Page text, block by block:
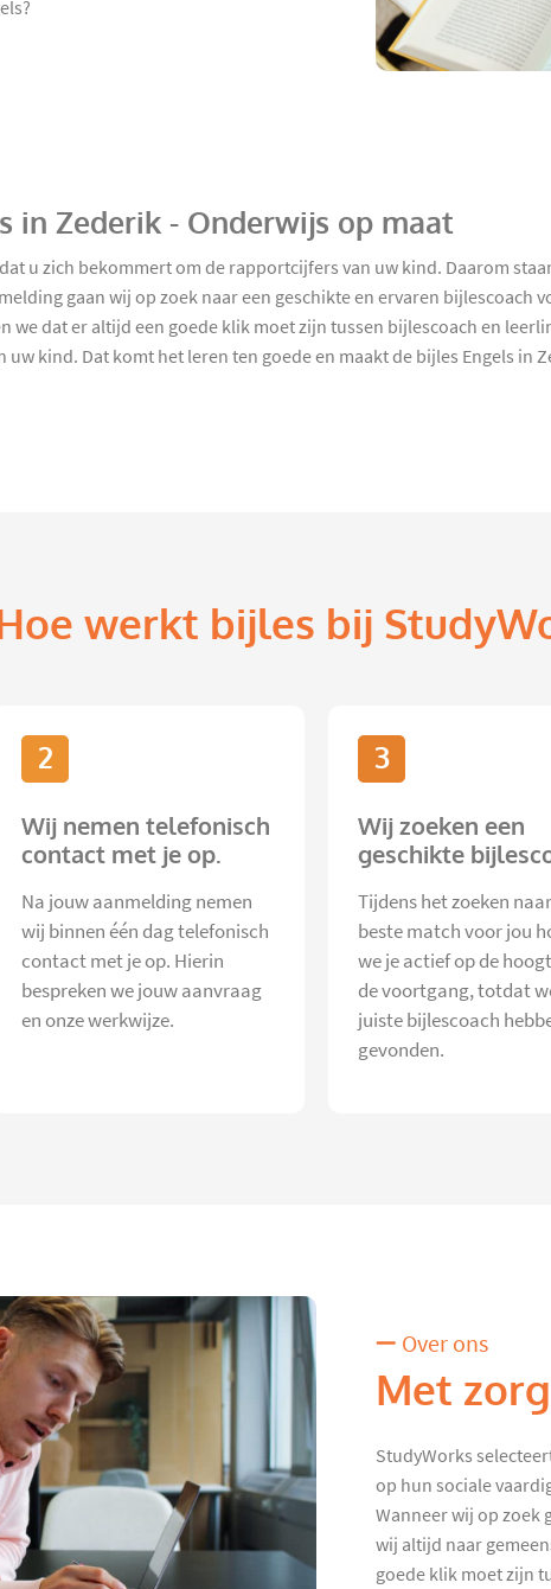
in Zederik - Onderwijs op maat
u zich bekommert om de rapportcijfers van uw kind. Daarom
gaan wij op zoek naar een geschikte en ervaren bijlescoach
we dat er altijd een goede klik moet zijn tussen bijlescoach en
kind. Dat komt het leren ten goede en maakt de bijles Engels in
werkt bijles bij
2
Wij nemen telefonisch
contact met je op.
Na jouw aanmelding nemen
wij binnen één dag telefonisch
contact met je op. Hierin
bespreken we jouw aanvraag
en onze werkwijze.
3
Wij zoeken een
geschikte
Tijdens het zoeken
beste match voor jou
we je actief op de
de voortgang, totdat
juiste bijlescoach
gevonden.
Over ons
Met
StudyWorks
op hun sociale
Wanneer wij op zoek
wij altijd naar
goede klik moet zijn